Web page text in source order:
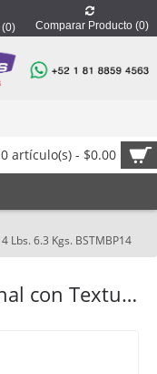
(0) Comparar Producto (0)
0 artículo(s) - $0.00
Lbs. 6.3 Kgs. BSTMBP14
Body Solid Pelota Medicinal con Texturizada 14 Lbs. 6.3 Kgs. BSTMBP14